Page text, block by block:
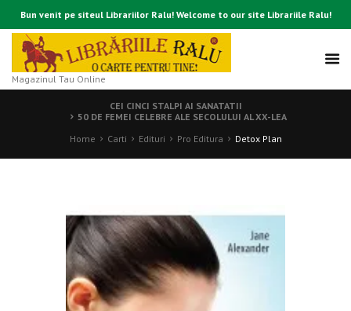
Bun venit pe siteul Librariilor Ralu! Welcome to our site Librariile Ralu!
Magazinul Tau Online
CEI CINCI STALPI AI SANATATII
50 DE FEMEI CELEBRE ALE SECOLULUI AL XX-LEA
Home
Carti Edituri Pro Editura Detox Plan